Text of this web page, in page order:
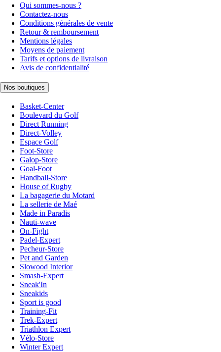
Qui sommes-nous ?
Contactez-nous
Conditions générales de vente
Retour & remboursement
Mentions légales
Moyens de paiement
Tarifs et options de livraison
Avis de confidentialité
Nos boutiques
Basket-Center
Boulevard du Golf
Direct Running
Direct-Volley
Espace Golf
Foot-Store
Galop-Store
Goal-Foot
Handball-Store
House of Rugby
La bagagerie du Motard
La sellerie de Maé
Made in Paradis
Nauti-wave
On-Fight
Padel-Expert
Pecheur-Store
Pet and Garden
Slowood Interior
Smash-Expert
Sneak'In
Sneakids
Sport is good
Training-Fit
Trek-Expert
Triathlon Expert
Vélo-Store
Winter Expert